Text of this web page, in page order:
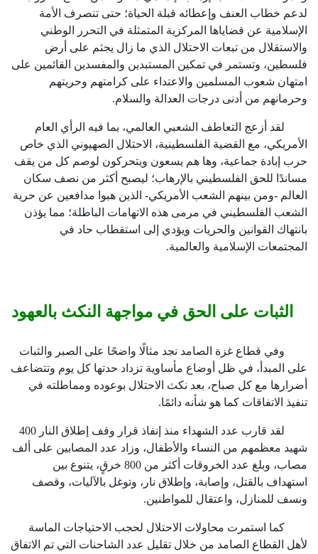
لدعم خطاب العنف وإعطائه قبلة الحياة؛ حتى تنصرف الأمة
الإسلامية عن قضاياها المركزية المتمثلة في التحرر الوطني
والاستقلال من تبعات الاحتلال الذي ما زال يجثم على أرض
فلسطين، وتستمر في تمكين المستبدين والمفسدين القائمين على
امتهان شعوب المسلمين والاعتداء على كرامتهم وحريتهم
وحرمانهم من أدنى درجات العدالة والسلام.
لقد أزعج التعاطف الشعبي العالمي، بما فيه الرأي العام
الأمريكي، مع القضية الفلسطينية، الاحتلال الصهيوني الذي خاص
حرب إبادة جماعية، وها هم يسعون ويتحركون لوصم كل من يقف
مساندًا للحق الفلسطيني بالإرهاب؛ ليصبح أكثر من نصف سكان
العالم -ومن بينهم الشعب اﻷمريكي- الذين هبوا مدافعين عن حرية
الشعب الفلسطيني في مرمى هذه الاتهامات الباطلة؛ مما يؤذن
بانتهاك القوانين والحريات ويؤدي إلى استقطاب حاد في
المجتمعات الإسلامية والعالمية.
الثبات على الحق في مواجهة النكث بالعهود
وفي قطاع غزة الصامد نجد مثالًا واضحًا على الصبر والثبات
على المبدأ، في ظل أوضاع مأساوية تزداد حدتها كل يوم وتتضاعف
أضرارها مع كل صباح، بعد نكث الاحتلال بوعوده ومماطلته في
تنفيذ الاتفاقات كما هو شأنه دائمًا.
لقد قارب عدد الشهداء منذ إنفاذ قرار وقف إطلاق النار 400
شهيد معظمهم من النساء والأطفال، وزاد عدد المصابين على ألف
مصاب، وبلغ عدد الخروقات أكثر من 800 خرقٍ، يتنوع بين
استهداف بالقتل، وإصابة، وإطلاق نار، وتوغل بالآليات، وقصف
ونسف للمنازل، واعتقال للمواطنين.
كما استمرت محاولات الاحتلال لحجب الاحتياجات الماسة
لأهل القطاع الصامد من خلال تقليل عدد الشاحنات التي تم الاتفاق